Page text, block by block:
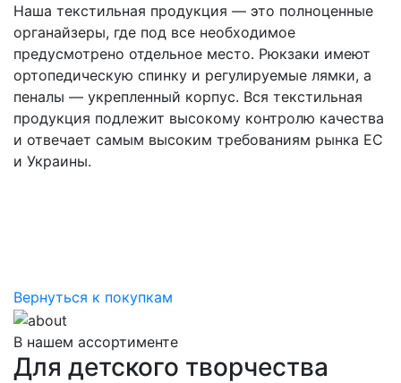
Наша текстильная продукция — это полноценные
органайзеры, где под все необходимое
предусмотрено отдельное место. Рюкзаки имеют
ортопедическую спинку и регулируемые лямки, а
пеналы — укрепленный корпус. Вся текстильная
продукция подлежит высокому контролю качества
и отвечает самым высоким требованиям рынка ЕС
и Украины.
Вернуться к покупкам
В нашем ассортименте
Для детского творчества